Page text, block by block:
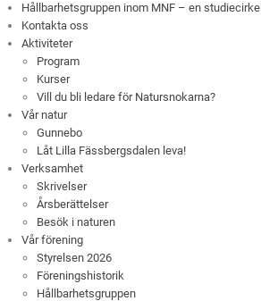
Hållbarhetsgruppen inom MNF – en studiecirkel
Kontakta oss
Aktiviteter
Program
Kurser
Vill du bli ledare för Natursnokarna?
Vår natur
Gunnebo
Låt Lilla Fässbergsdalen leva!
Verksamhet
Skrivelser
Årsberättelser
Besök i naturen
Vår förening
Styrelsen 2026
Föreningshistorik
Hållbarhetsgruppen